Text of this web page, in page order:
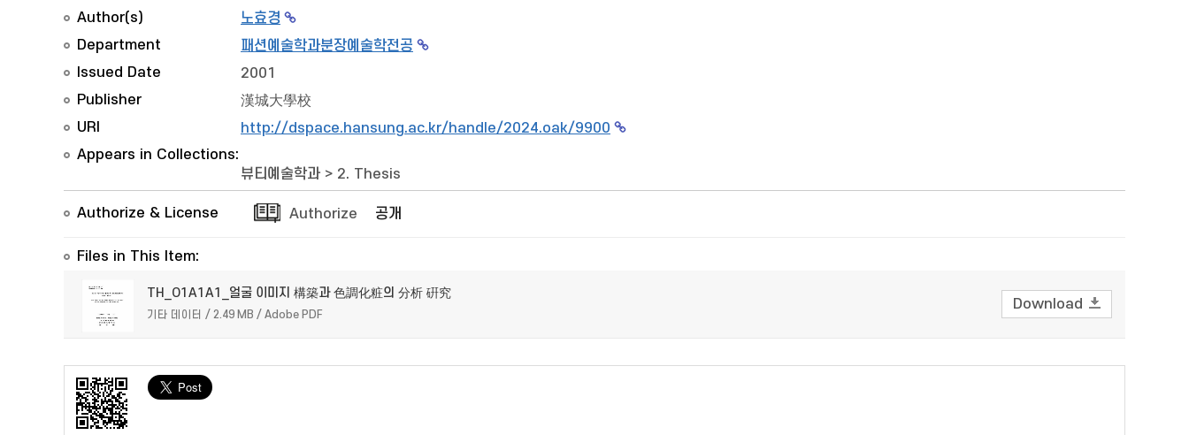
Author(s)
노효경
Department
패션예술학과분장예술학전공
Issued Date
2001
Publisher
漢城大學校
URI
http://dspace.hansung.ac.kr/handle/2024.oak/9900
Appears in Collections:
뷰티예술학과 > 2. Thesis
Authorize & License Authorize 공개
Files in This Item:
TH_O1A1A1_얼굴 이미지 構築과 色調化粧의 分析 硏究
기타 데이터 / 2.49 MB / Adobe PDF
Download